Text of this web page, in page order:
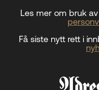
Les mer om bruk
Få siste nytt rett i